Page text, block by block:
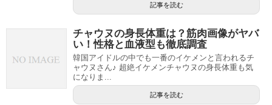
記事を読む
チャウヌの身長体重は？筋肉画像がヤバ
い！性格と血液型も徹底調査
韓国アイドルの中でも一番のイケメンと言われるチ
ャウヌさん♪ 超絶イケメンチャウヌの身長体重も気
になりま...
記事を読む